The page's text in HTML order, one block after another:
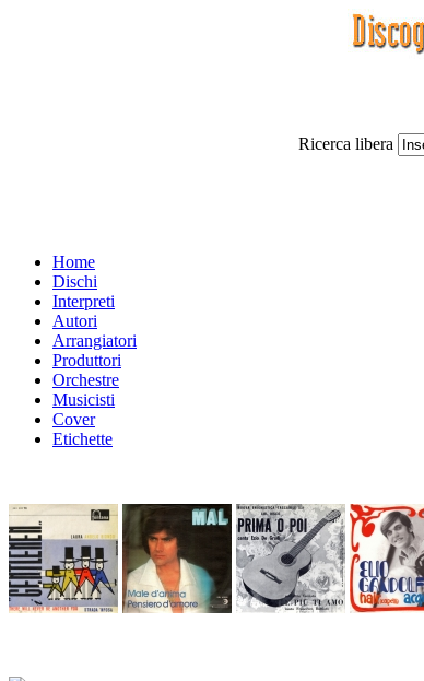
Ricerca libera
Home
Dischi
Interpreti
Autori
Arrangiatori
Produttori
Orchestre
Musicisti
Cover
Etichette